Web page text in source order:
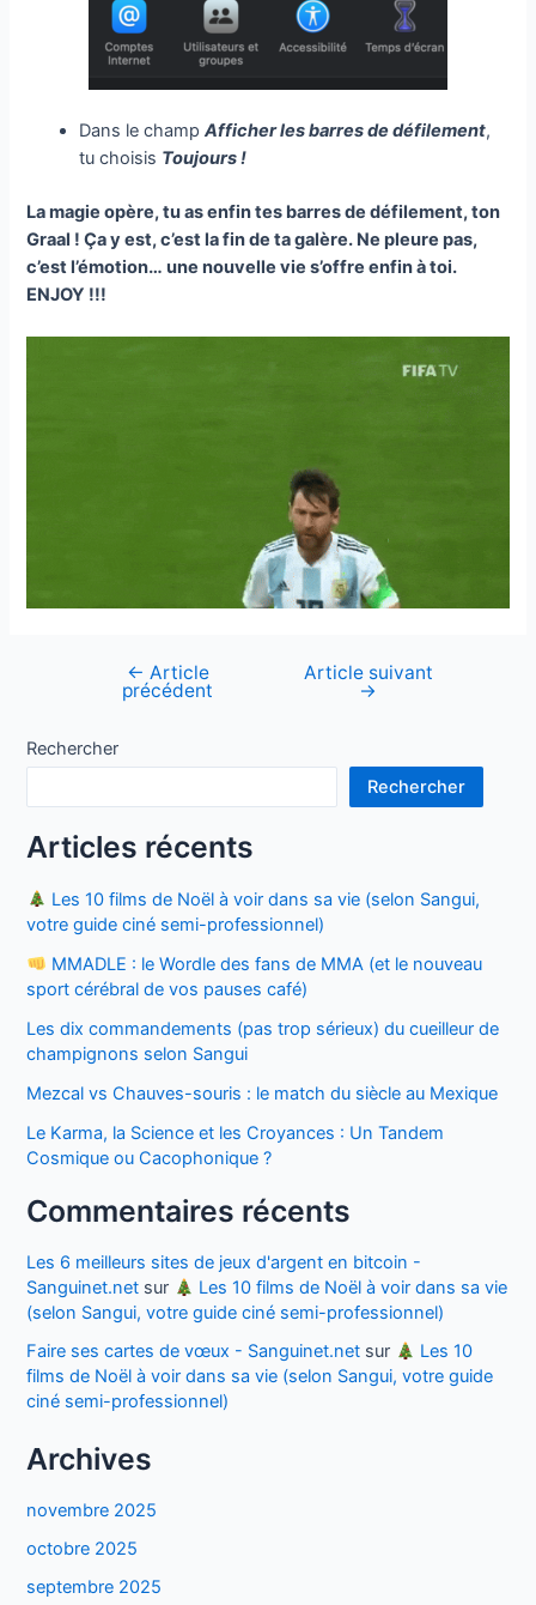
Dans le champAfficher les barres de défilement,
tu choisis Toujours !
La magie opère, tu as enfin tes barres de défilement, ton
Graal ! Ça y est, c’est la fin de ta galère. Ne pleure pas,
c’est l’émotion… une nouvelle vie s’offre enfin à toi.
ENJOY !!!
Navigation
← Article
précédent
Article suivant
→
Rechercher
Rechercher
Articles récents
Les 10 films de Noël à voir dans sa vie (selon Sangui,
votre guide ciné semi-professionnel)
MMADLE : le Wordle des fans de MMA (et le nouveau
sport cérébral de vos pauses café)
Les dix commandements (pas trop sérieux) du cueilleur de
champignons selon Sangui
Mezcal vs Chauves-souris : le match du siècle au Mexique
Le Karma, la Science et les Croyances : Un Tandem
Cosmique ou Cacophonique ?
Commentaires récents
Les 6 meilleurs sites de jeux d'argent en bitcoin -
Sanguinet.net sur
Les 10 films de Noël à voir dans sa vie
(selon Sangui, votre guide ciné semi-professionnel)
Faire ses cartes de vœux - Sanguinet.net sur
Les 10
films de Noël à voir dans sa vie (selon Sangui, votre guide
ciné semi-professionnel)
Archives
novembre 2025
octobre 2025
septembre 2025